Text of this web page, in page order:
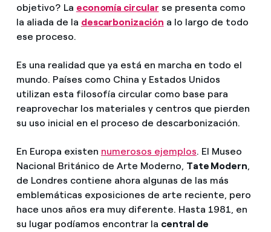
objetivo? La economía circular se presenta como
la aliada de la descarbonización a lo largo de todo
ese proceso.
Es una realidad que ya está en marcha en todo el
mundo. Países como China y Estados Unidos
utilizan esta filosofía circular como base para
reaprovechar los materiales y centros que pierden
su uso inicial en el proceso de descarbonización.
En Europa existen numerosos ejemplos. El Museo
Nacional Británico de Arte Moderno, Tate Modern,
de Londres contiene ahora algunas de las más
emblemáticas exposiciones de arte reciente, pero
hace unos años era muy diferente. Hasta 1981, en
su lugar podíamos encontrar la central de